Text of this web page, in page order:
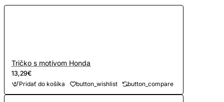
Tričko s motívom Honda
13,29€
Pridať do košíka button_wishlist button_compare